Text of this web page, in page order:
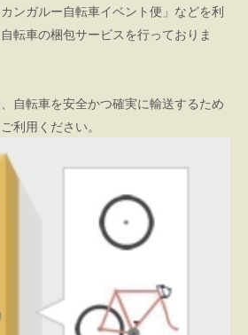
ンガルー自転車イベント便」などを利
転車の梱包サービスを行っておりま
自転車を安全かつ確実に輸送するため
利用ください。